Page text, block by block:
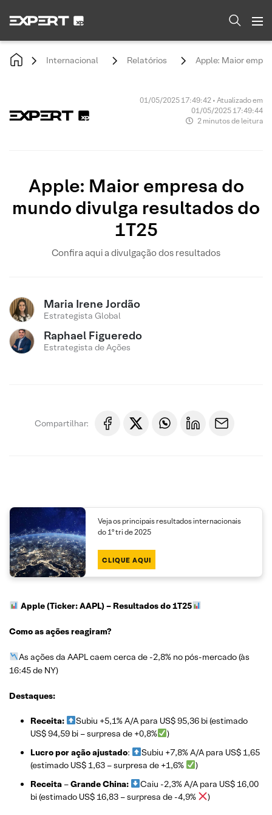
Internacional Relatórios Apple: Maior
01/05/2025 17:49:42 • Atualizado em
01/05/2025 17:49:44
2 minutos de leitura
Apple: Maior empresa do
mundo divulga resultados do
1T25
Confira aqui a divulgação dos resultados
Maria Irene Jordão
Estrategista Global
Raphael Figueredo
Estrategista de Ações
Compartilhar:
Veja os principais resultados internacionais
do 1º tri de 2025
CLIQUE AQUI
Apple (Ticker: AAPL)– Resultados do 1T25
Como as ações reagiram?
As ações da AAPL caem cerca de -2,8% no pós-mercado (às
16:45 de NY)
Destaques:
Receita:
Subiu +5,1% A/A para US$ 95,36 bi (estimado
US$ 94,59 bi – surpresa de +0,8%
)
Lucro por ação ajustado:
Subiu +7,8% A/A para US$ 1,65
(estimado US$ 1,63 – surpresa de +1,6%
)
Receita –Grande China:
Caiu -2,3% A/A para US$ 16,00
bi (estimado US$ 16,83 – surpresa de -4,9%
)